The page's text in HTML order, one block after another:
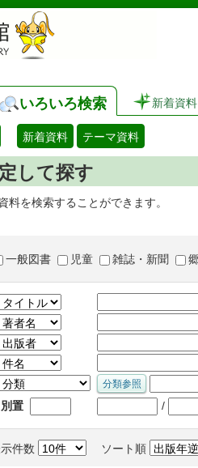
いろいろ検索 新着資料
新着資料 テーマ資料
して探す
料を検索することができます。
一般図書 児童 雑誌・新聞
別置 /
件数 ソート順